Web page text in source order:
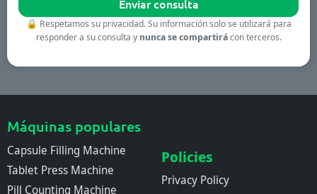
🔒 Respetamos su privacidad. Su información solo se utilizará para
responder a su consulta y nunca se compartirácon terceros.
Máquinas populares
Capsule Filling Machine
Tablet Press Machine
Pill Counting Machine
Policies
Privacy Policy